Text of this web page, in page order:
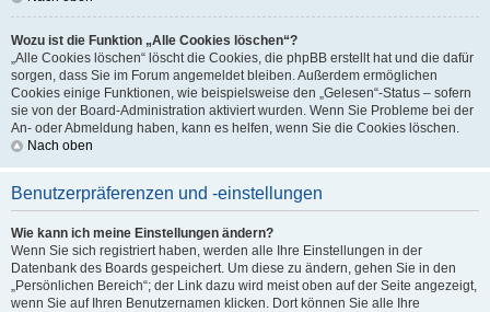
Wozu ist die Funktion „Alle Cookies löschen“?
„Alle Cookies löschen“ löscht die Cookies, die phpBB erstellt hat und die dafür
sorgen, dass Sie im Forum angemeldet bleiben. Außerdem ermöglichen
Cookies einige Funktionen, wie beispielsweise den „Gelesen“-Status – sofern
sie von der Board-Administration aktiviert wurden. Wenn Sie Probleme bei der
An- oder Abmeldung haben, kann es helfen, wenn Sie die Cookies löschen.
Nach oben
Benutzerpräferenzen und -einstellungen
Wie kann ich meine Einstellungen ändern?
Wenn Sie sich registriert haben, werden alle Ihre Einstellungen in der
Datenbank des Boards gespeichert. Um diese zu ändern, gehen Sie in den
„Persönlichen Bereich“; der Link dazu wird meist oben auf der Seite angezeigt,
wenn Sie auf Ihren Benutzernamen klicken. Dort können Sie alle Ihre